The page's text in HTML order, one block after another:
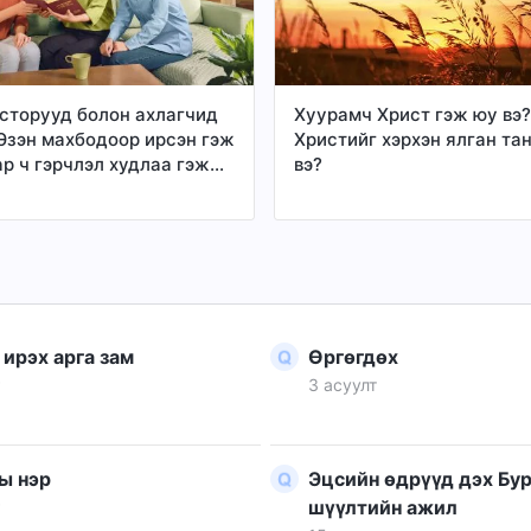
Христ л хүнийг мөнх
хангаж чадна гэж хэлдэг
болон ахлагчид
махбодоор ирсэн гэж
ч гэрчлэл худлаа гэж
эшлэлд үндэслэдэг:
энд байна’, эсвэл
байна’ гэвэл түүнд бүү
гайхамшгуудыг
боломжтой бол
ёстой талаар бид одоо
Та нар энэ асуултын
Хуурамч Христ гэж юу
Христийг хэрхэн ялган
вэ?
арга зам Өргөгдөх
3 асуулт
нэр
Эцсийн өдрүүд дэх
шүүлтийн ажил